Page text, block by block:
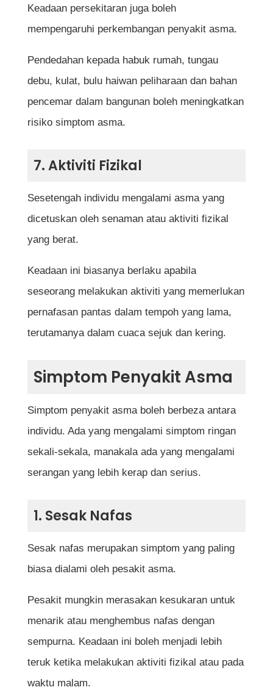
Keadaan persekitaran juga boleh
mempengaruhi perkembangan penyakit asma.
Pendedahan kepada habuk rumah, tungau
debu, kulat, bulu haiwan peliharaan dan bahan
pencemar dalam bangunan boleh meningkatkan
risiko simptom asma.
7. Aktiviti Fizikal
Sesetengah individu mengalami asma yang
dicetuskan oleh senaman atau aktiviti fizikal
yang berat.
Keadaan ini biasanya berlaku apabila
seseorang melakukan aktiviti yang memerlukan
pernafasan pantas dalam tempoh yang lama,
terutamanya dalam cuaca sejuk dan kering.
Simptom Penyakit Asma
Simptom penyakit asma boleh berbeza antara
individu. Ada yang mengalami simptom ringan
sekali-sekala, manakala ada yang mengalami
serangan yang lebih kerap dan serius.
1. Sesak Nafas
Sesak nafas merupakan simptom yang paling
biasa dialami oleh pesakit asma.
Pesakit mungkin merasakan kesukaran untuk
menarik atau menghembus nafas dengan
sempurna. Keadaan ini boleh menjadi lebih
teruk ketika melakukan aktiviti fizikal atau pada
waktu malam.